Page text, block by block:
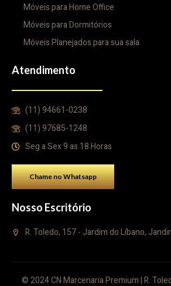
Móveis para Home Office
Móveis para Dormitórios
Móveis Planejados para sua sala
Atendimento
(11) 94661-0238
(11) 97685-1248
Seg a Sex 9 as 18 Horas
Chame no Whatsapp
Nosso Escritório
R. Toledo, 157 - Jardim do Líbano,
© 2024 CN Marcenaria Premium | R.